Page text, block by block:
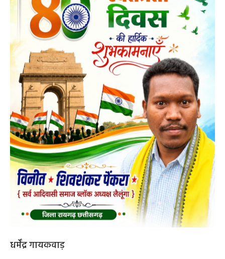
धर्मेंद्र गायकवाड़